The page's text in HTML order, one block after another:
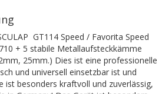
GT114 Speed / Favorita Speed
+ 5 stabile Metallaufsteckkämme
25mm.) Dies ist eine professionelle
und universell einsetzbar ist und
ist besonders kraftvoll und zuverlässig,